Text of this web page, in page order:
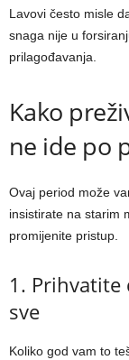
Lavovi često misle
snaga nije u
prilagođavanja.
Kako
ne ide po
Ovaj period može
insistirate na starim
promijenite pristup.
1. Prihvatite
sve
Koliko god vam to